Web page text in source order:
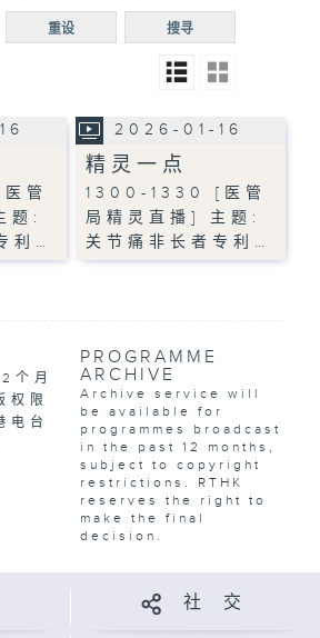
R5
普通
搜寻
重设
管
题:
利…
2026-01-16
精灵一点
1300-1330 [医管
局精灵直播] 主题:
关节痛非长者专利…
个月
权限
电台
PROGRAMME
ARCHIVE
Archive service will
be available for
programmes broadcast
in the past 12 months,
subject to copyright
restrictions. RTHK
reserves the right to
make the final
decision.
社 交